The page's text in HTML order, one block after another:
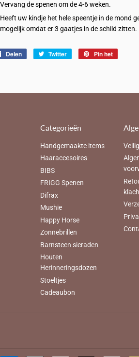
Vervang de spenen om de 4-6 weken.
Heeft uw kindje het hele speentje in de mond
mogelijk omdat er 3 gaatjes in de schild zitten.
Delen
Delen
Twitter
TwitterenPin het
Categorieën
Handgemaakte items
Haaraccesoires
BIBS
FRIGG Spenen
Difrax
Mushie
Happy Horse
Zonnebrillen
Barnsteen sieraden
Houten
Herinneringsdozen
Stoeltjes
Cadeaubon